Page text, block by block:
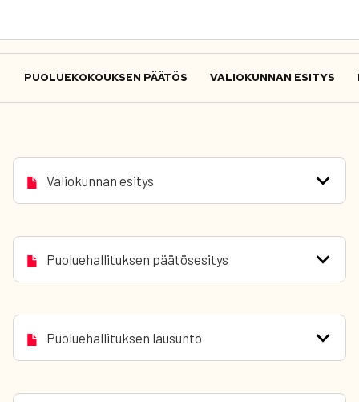
PUOLUEKOKOUKSEN PÄÄTÖS VALIOKUNNAN ESITYS
Valiokunnan esitys
Puoluehallituksen päätösesitys
Puoluehallituksen lausunto